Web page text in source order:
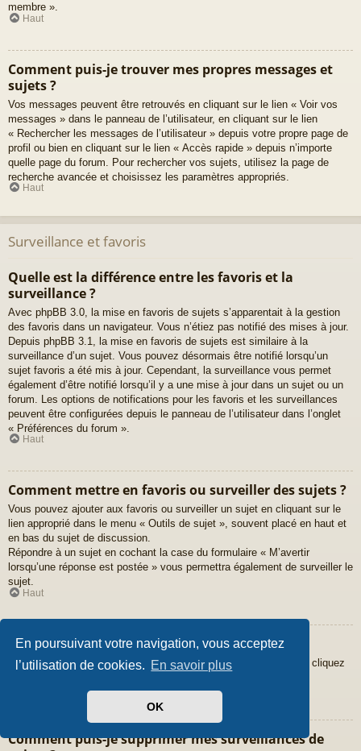
En poursuivant votre navigation, vous acceptez
l’utilisation de cookies. En savoir plus
OK
membre ».
Haut
Comment puis-je trouver mes propres messages et
sujets ?
Vos messages peuvent être retrouvés en cliquant sur le lien « Voir vos
messages » dans le panneau de l’utilisateur, en cliquant sur le lien
« Rechercher les messages de l’utilisateur » depuis votre propre page de
profil ou bien en cliquant sur le lien « Accès rapide » depuis n’importe
quelle page du forum. Pour rechercher vos sujets, utilisez la page de
recherche avancée et choisissez les paramètres appropriés.
Haut
Surveillance et favoris
Quelle est la différence entre les favoris et la
surveillance ?
Avec phpBB 3.0, la mise en favoris de sujets s’apparentait à la gestion
des favoris dans un navigateur. Vous n’étiez pas notifié des mises à jour.
Depuis phpBB 3.1, la mise en favoris de sujets est similaire à la
surveillance d’un sujet. Vous pouvez désormais être notifié lorsqu’un
sujet favoris a été mis à jour. Cependant, la surveillance vous permet
également d’être notifié lorsqu’il y a une mise à jour dans un sujet ou un
forum. Les options de notifications pour les favoris et les surveillances
peuvent être configurées depuis le panneau de l’utilisateur dans l’onglet
« Préférences du forum ».
Haut
Comment mettre en favoris ou surveiller des sujets ?
Vous pouvez ajouter aux favoris ou surveiller un sujet en cliquant sur le
lien approprié dans le menu « Outils de sujet », souvent placé en haut et
en bas du sujet de discussion.
Répondre à un sujet en cochant la case du formulaire « M’avertir
lorsqu’une réponse est postée » vous permettra également de surveiller le
sujet.
Haut
Comment surveiller des forums ?
Pour surveiller un forum en particulier, une fois entré sur celui-ci, cliquez
Comment puis-je supprimer mes surveillances de